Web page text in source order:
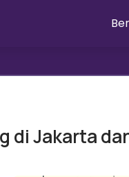
di Jakarta